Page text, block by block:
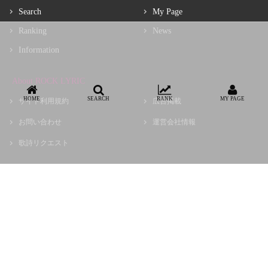
Search
Ranking
Information
My Page
News
About ROCK LYRIC
サイト利用規約
お問い合わせ
歌詩リクエスト
広告掲載
運営会社情報
HOME SEARCH RANK MY PAGE